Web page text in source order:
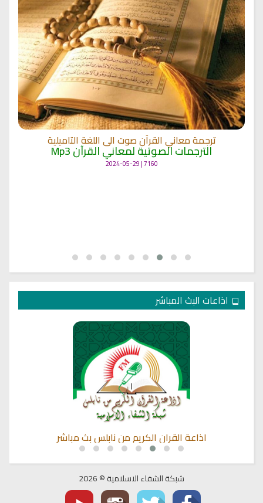
ترجمة معاني القرآن صوت الى اللغة التاميلية
الترجمات الصوتية لمعاني القرآن Mp3
7160 | 2024-05-29
اذاعات البث المباشر
اذاعة القران الكريم من نابلس بث مباشر
شبكة الشفاء الاسلامية © 2026